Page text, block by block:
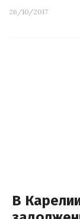
26/10/2017
В